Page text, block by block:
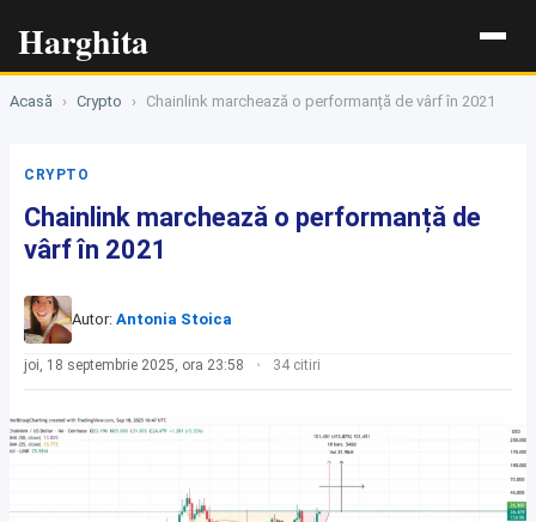
Harghita
Acasă › Crypto › Chainlink marchează o performanță de vârf în 2021
CRYPTO
Chainlink marchează o performanță de
vârf în 2021
Autor: Antonia Stoica
joi, 18 septembrie 2025, ora 23:58 34 citiri